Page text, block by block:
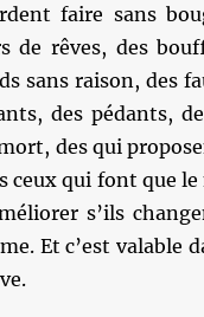
faire sans
de rêves, des
sans raison, des
des pédants,
des qui
ceux qui font que le
s’ils
Et c’est valable